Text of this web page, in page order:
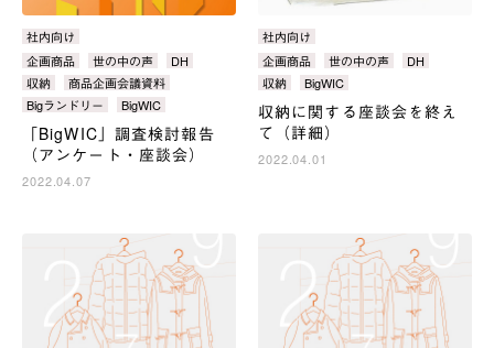
カ
テ
ゴ
リ：
社内向け
タ
グ：
企画商品 世の中の声
DH
収納
商品企画会議資料
Bigランドリー
BigWIC
「BigWIC」調査検討報告
（アンケート・座談会）
2022.04.07
カ
テ
ゴ
リ：
社内向け
タ
グ：
企画商品 世の中の声
DH
収納
BigWIC
収納に関する座談会を終え
て（詳細）
2022.04.01